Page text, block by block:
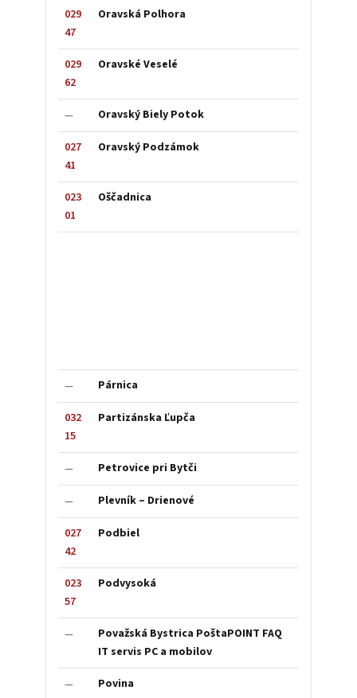
029
47
Oravská Polhora
029
62
Oravské Veselé
— Oravský Biely Potok
027
41
Oravský Podzámok
023
01
Oščadnica
— Párnica
032
15
Partizánska Ľupča
— Petrovice pri Bytči
— Plevník – Drienové
027
42
Podbiel
023
57
Podvysoká
—
Považská Bystrica PoštaPOINT FAQ
IT servis PC a mobilov
— Povina